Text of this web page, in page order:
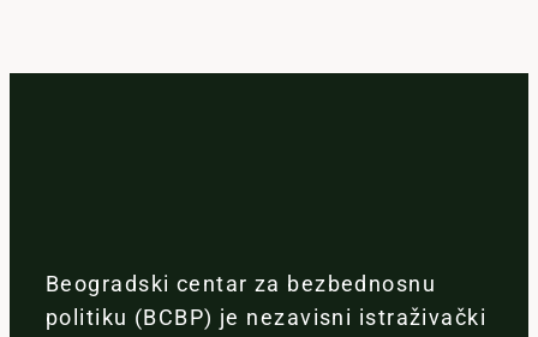
Beogradski centar za bezbednosnu
politiku (BCBP) je nezavisni istraživački